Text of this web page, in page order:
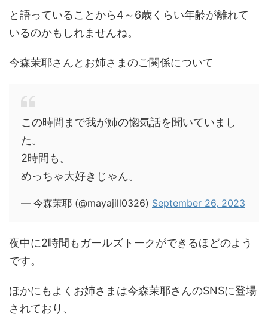
と語っていることから4～6歳くらい年齢が離れて
いるのかもしれませんね。
今森茉耶さんとお姉さまのご関係について
この時間まで我が姉の惚気話を聞いていまし
た。
2時間も。
めっちゃ大好きじゃん。
— 今森茉耶 (@mayajill0326) September 26, 2023
夜中に2時間もガールズトークができるほどのよう
です。
ほかにもよくお姉さまは今森茉耶さんのSNSに登場
されており、